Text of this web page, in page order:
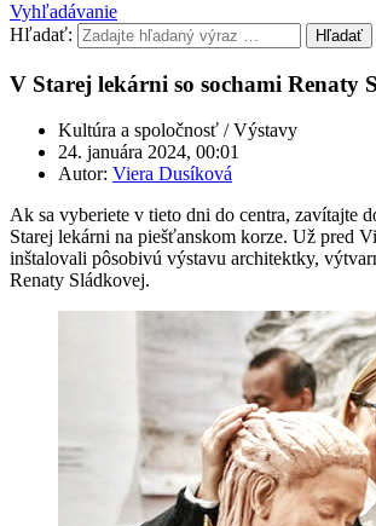
Vyhľadávanie
Hľadať:
Hľadať
V Starej lekárni so sochami Renaty
Kultúra a spoločnosť / Výstavy
24. januára 2024, 00:01
Autor: Viera Dusíková
Ak sa vyberiete v tieto dni do centra, zavítajte
Starej lekárni na piešťanskom korze. Už pred
inštalovali pôsobivú výstavu architektky,
Renaty Sládkovej.